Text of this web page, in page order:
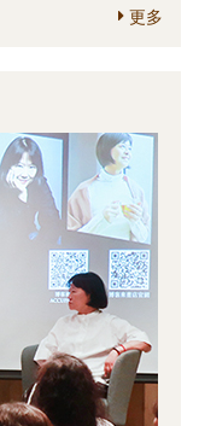
更多